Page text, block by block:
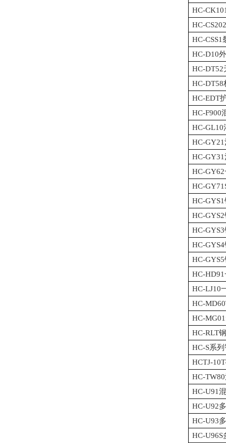
HC-
HC-
HC-
HC-D10
HC-DT52
HC-DT58
HC-EDT
HC-F900
HC-GL10
HC-
HC-
HC-
HC-
HC-
HC-
HC-
HC-
HC-
HC-
HC-LJ10
HC-
HC-
HC-RLT
HC-S系
HCTJ-
HC-
HC-U91
HC-U92
HC-U93
HC-U96S